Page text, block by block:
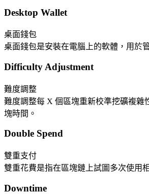
Desktop Wallet
桌面錢包
桌面錢包是安裝在電腦上的軟體，用於
Difficulty Adjustment
難度調整
難度調整每 X 個區塊重新校準挖礦複雜
塊時間。
Double Spend
雙重支付
雙重花費是指在區塊鏈上試圖多次使用
Downtime